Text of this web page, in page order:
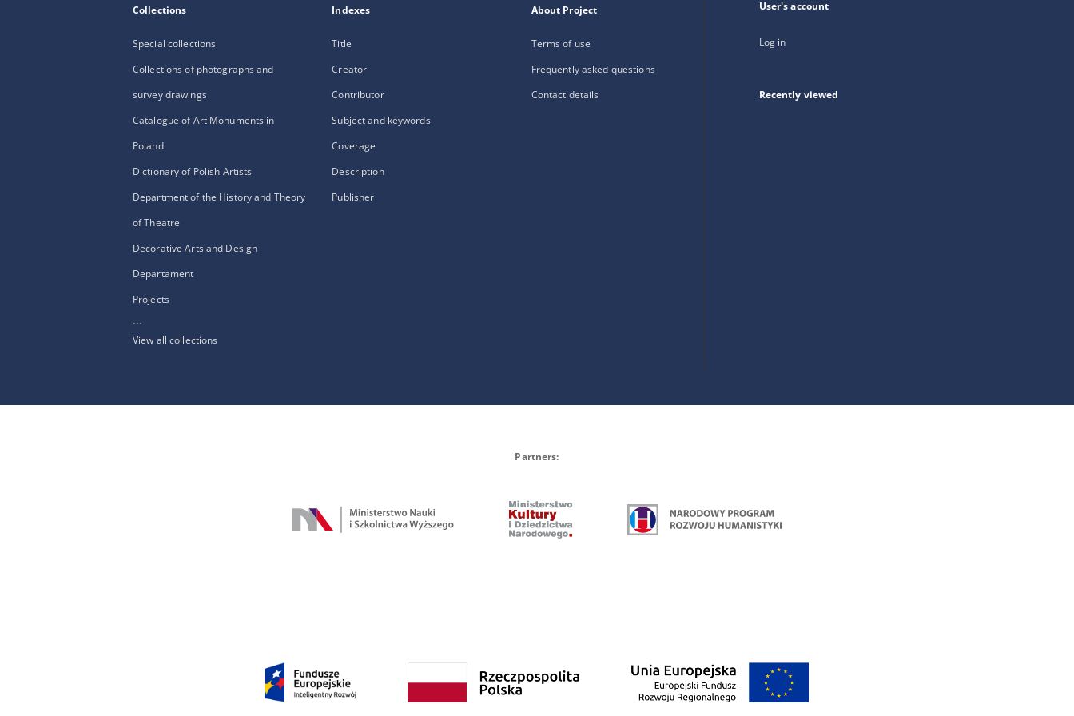
Collections
Special collections
Collections of photographs and
survey drawings
Catalogue of Art Monuments in
Poland
Dictionary of Polish Artists
Department of the History and Theory
of Theatre
Decorative Arts and Design
Departament
Projects
...
View all collections
Indexes
Title
Creator
Contributor
Subject and keywords
Coverage
Description
Publisher
About Project
Terms of use
Frequently asked questions
Contact details
User's account
Log in
Recently viewed
Partners: